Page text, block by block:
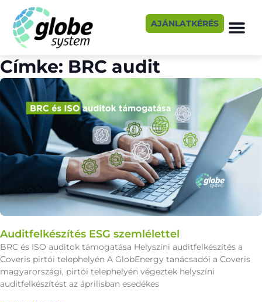
AJÁNLATKÉRÉS
Címke: BRC audit
Auditfelkészítés ESG szemlélettel
BRC és ISO auditok támogatása Helyszíni auditfelkészítés a
Coveris pirtói telephelyén A GlobEnergy tanácsadói a Coveris
magyarországi, pirtói telephelyén végeztek helyszíni
auditfelkészítést az áprilisban esedékes